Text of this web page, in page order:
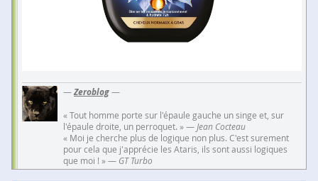
—Zeroblog—
« Tout homme porte sur l'épaule gauche un singe et, sur
l'épaule droite, un perroquet. » —Jean Cocteau
« Moi je cherche plus de logique non plus. C'est surement
pour cela que j'apprécie les Ataris, ils sont aussi logiques
que moi ! » — GT Turbo